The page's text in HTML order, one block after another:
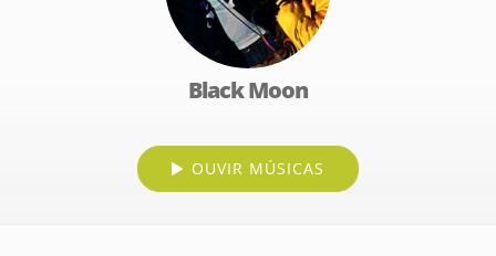
Black Moon
OUVIR MÚSICAS